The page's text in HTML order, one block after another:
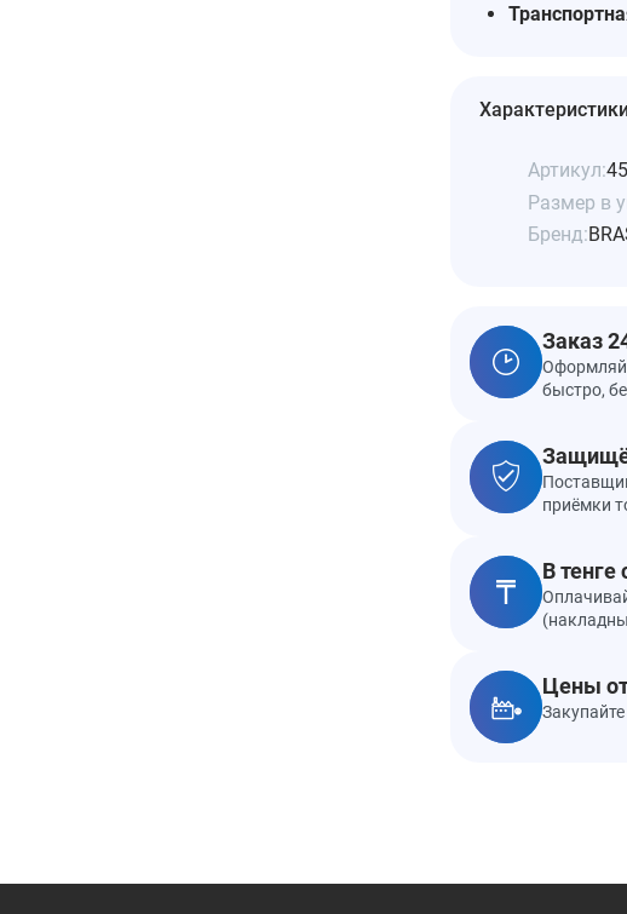
Артикул:
Размер в
Бренд:
Заказ
быстро,
приёмки
В тенге
Цены